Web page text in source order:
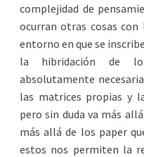
complejidad de
ocurran otras cosas
entorno en que se
la hibridación de
absolutamente
las matrices propias y
pero sin duda va más
más allá de los paper
estos nos permiten la